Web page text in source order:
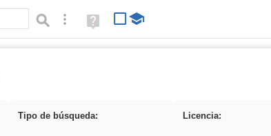
Búsqueda avanzada
Ayuda
(en
Tipo de búsqueda: Licencia: